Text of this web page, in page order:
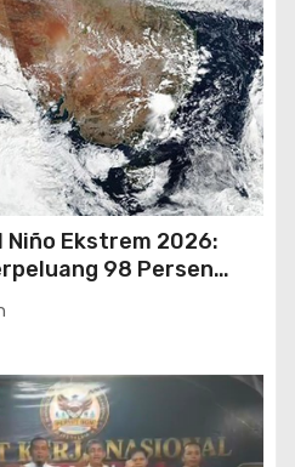
Niño Ekstrem 2026:
98 Persen